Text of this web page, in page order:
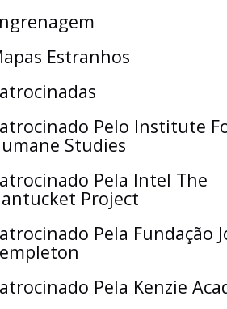
Estranhos
Pelo Institute
Studies
Pela Intel The
Project
Pela Fundação
Pela Kenzie